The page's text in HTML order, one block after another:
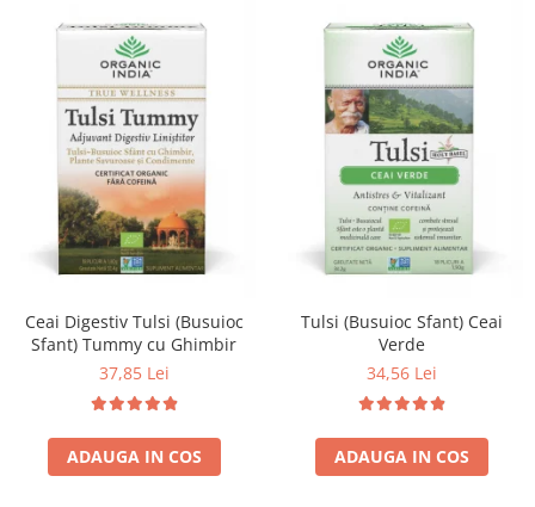
Ceai Digestiv Tulsi (Busuioc
Sfant) Tummy cu Ghimbir
37,85 Lei
ADAUGA IN COS
Tulsi (Busuioc Sfant) Ceai
Verde
34,56 Lei
ADAUGA IN COS